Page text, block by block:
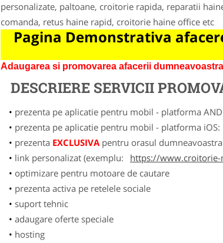
personalizate, paltoane, croitorie rapida, reparatii
comanda, retus haine rapid, croitorie haine office etc
Pagina Demonstrativa
Adaugarea si promovarea afacerii
DESCRIERE SERVICII
prezenta pe aplicatie pentru mobil - platforma
prezenta pe aplicatie pentru mobil - platforma iOS:
prezenta EXCLUSIVApentru orasul
link personalizat (exemplu:
https://www.croitorie-
optimizare pentru motoare de cautare
prezenta activa pe retelele sociale
suport tehnic
adaugare oferte speciale
hosting